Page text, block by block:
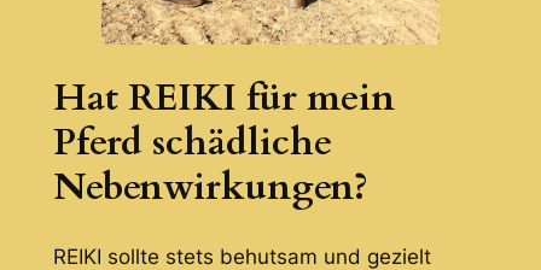
Hat REIKI für mein
Pferd schädliche
Nebenwirkungen?
REIKI sollte stets behutsam und gezielt